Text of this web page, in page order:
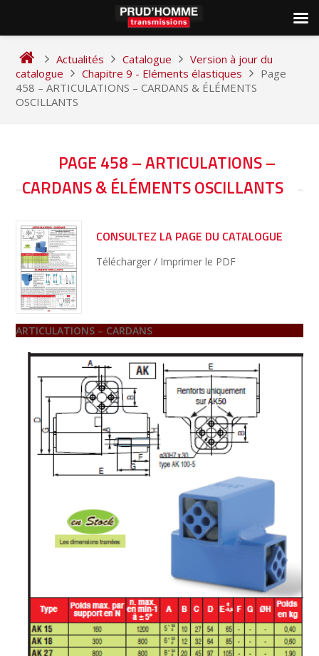
content
Actualités Catalogue
Version à jour du
catalogue
Chapitre 9 - Eléments élastiques
Page
458 – ARTICULATIONS – CARDANS & ÉLÉMENTS
OSCILLANTS
PAGE 458 – ARTICULATIONS –
CARDANS & ÉLÉMENTS OSCILLANTS
CONSULTEZ LA PAGE DU CATALOGUE
Télécharger / Imprimer le PDF
ARTICULATIONS – CARDANS
NAVIGATION
DE